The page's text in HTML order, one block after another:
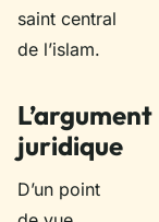
saint central
de l’islam.
L’argument
juridique
D’un point